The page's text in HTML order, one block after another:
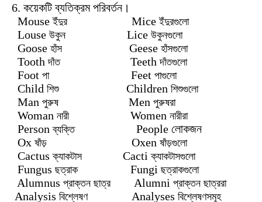
6. কয়েকটি ব্যতিক্রম পরিবর্তন।
Mouseইঁদুর Miceইঁদুরগুলো
Louse উকুন Lice উকুনগুলো
Goose হাঁস Geese হাঁসগুলো
Toothদাঁত Teethদাঁতগুলো
Foot পা Feet পাগুলো
Child শিশু Children শিশুগুলো
Man পুরুষ Men পুরুষরা
Woman নারী Women নারীরা
Personব্যক্তি People লোকজন
Ox ষাঁড় Oxen ষাঁড়গুলো
Cactusক্যাকটাস Cactiক্যাকটাসগুলো
Fungus ছত্রাক Fungi ছত্রাকগুলো
Alumnus প্রাক্তন ছাত্রAlumni প্রাক্তন ছাত্ররা
Analysis বিশ্লেষণ Analyses বিশ্লেষণসমূহ